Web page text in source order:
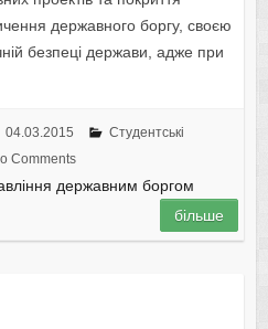
державного боргу, своєю
безпеці держави, адже при
04.03.2015
Студентські
Comments
державним боргом
більше